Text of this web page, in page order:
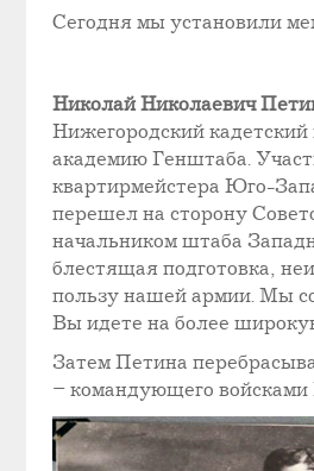
Сегодня мы установили
Николай Николаевич
Нижегородский
академию Генштаба.
квартирмейстера Юго-
перешел на сторону
начальником штаба
блестящая подготовка,
пользу нашей армии. Мы
Вы идете на более
Затем Петина
– командующего